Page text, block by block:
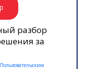
разбор
за
Пользовательским